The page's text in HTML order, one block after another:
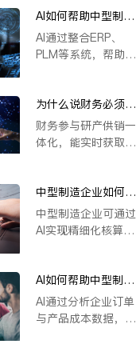
营与智能决策。
字化转型。
一体化协同，将难以
应对定制化需求与物
料管理复杂度，导致
应速度、优化资源配
置的关键，缺乏这一
核心能力的企业将在
未来竞争中失去优
AI如何帮助中型制造
企业做到“业财一
体”？
AI通过整合ERP、
PLM等系统，帮助中
自动处理订单、物料
与成本信息，提升生
产与财务协同效率，
化资源配置，加强风
险控制，推动精细化
运营。
为什么说财务必须参
与研产供销一体化？
财务参与研产供销一
体化，能实时获取各
财融合，财务可提前
预警风险、优化资源
配置，支持科学决
价值链协同，确保战
略目标有效落地。
中型制造企业如何用
AI实现精细化核算？
中型制造企业可通过
AI实现精细化核算，
模块化设计（如
CBB）优化物料编码
管理，并借助AI合同
AI如何帮助中型制造
企业识别亏损订单和
低毛利产品？
AI通过分析企业订单
与产品成本数据，能